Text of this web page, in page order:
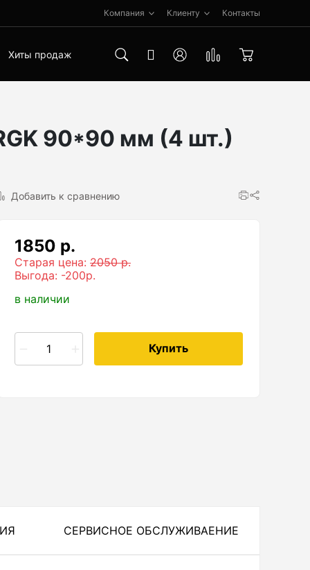
Компания Клиенту Контакты
Хиты продаж
90*90 мм (4 шт.)
Добавить к сравнению
1850 р.
Старая цена: 2050 р.
Выгода: -200р.
в наличии
Купить
СЕРВИСНОЕ ОБСЛУЖИВАЕНИЕ